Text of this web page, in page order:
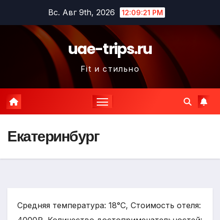
содержимому
Вс. Авг 9th, 2026 12:09:22 PM
uae-trips.ru
Fit и стильно
Екатеринбург
Средняя температура: 18°C, Стоимость отеля: